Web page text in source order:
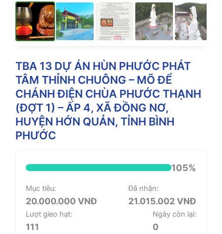
TBA 13 DỰ ÁN HÙN PHƯỚC PHÁT
TÂM THỈNH CHUÔNG – MÕ ĐỂ
CHÁNH ĐIỆN CHÙA PHƯỚC THẠNH
(ĐỢT 1) – ẤP 4, XÃ ĐỒNG NƠ,
HUYỆN HỚN QUẢN, TỈNH BÌNH
PHƯỚC
105%
Mục tiêu:
20.000.000 VNĐ
Đã nhận:
21.015.002 VNĐ
Lượt gieo hạt:
111
Ngày còn lại:
0